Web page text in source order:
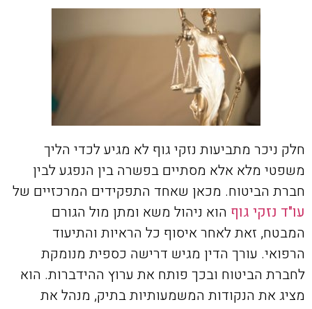
חלק ניכר מתביעות נזקי גוף לא מגיע לכדי הליך
משפטי מלא אלא מסתיים בפשרה בין הנפגע לבין
חברת הביטוח. מכאן שאחד התפקידים המרכזיים של
עו"ד נזקי גוף הוא ניהול משא ומתן מול הגורם
המבטח, זאת לאחר איסוף כל הראיות והתיעוד
הרפואי. עורך הדין מגיש דרישה כספית מנומקת
לחברת הביטוח ובכך פותח את ערוץ ההידברות. הוא
מציג את הנקודות המשמעותיות בתיק, מנהל את